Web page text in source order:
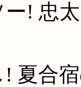
! 忠
夏合